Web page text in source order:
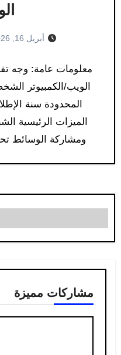
أبريل 16, 2026
معلومات عامة: وجه
الويب/الكمبيوتر
الميزات الرئيسية
ومشاركة الوسائط
مشاركات مميزة